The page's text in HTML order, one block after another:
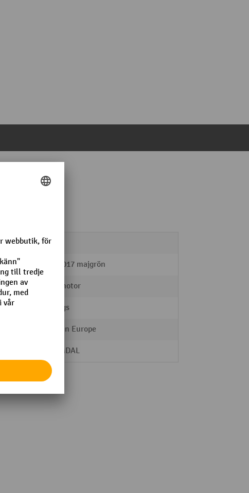
800 kg
RAL 6017 majgrön
Startmotor
4-gångs
Made in Europe
HEMMDAL